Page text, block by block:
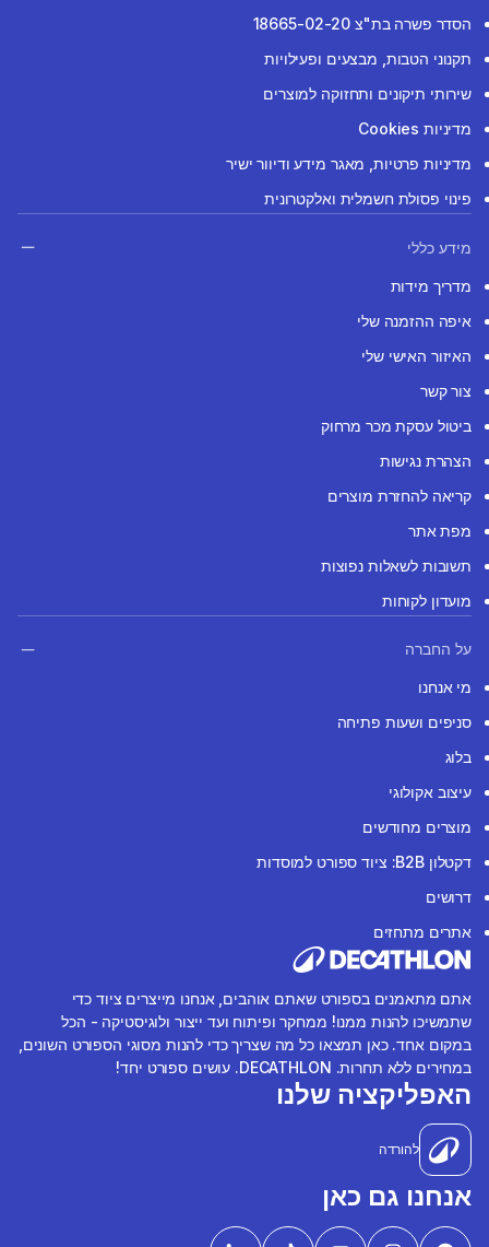
הסדר פשרה בת"צ 18665-02-20
תקנוני הטבות, מבצעים ופעילויות
שירותי תיקונים ותחזוקה למוצרים
מדיניות Cookies
מדיניות פרטיות, מאגר מידע ודיוור ישיר
פינוי פסולת חשמלית ואלקטרונית
מידע כללי
מדריך מידות
איפה ההזמנה שלי
האיזור האישי שלי
צור קשר
ביטול עסקת מכר מרחוק
הצהרת נגישות
קריאה להחזרת מוצרים
מפת אתר
תשובות לשאלות נפוצות
מועדון לקוחות
על החברה
מי אנחנו
סניפים ושעות פתיחה
בלוג
עיצוב אקולוגי
מוצרים מחודשים
דקטלון B2B: ציוד ספורט למוסדות
דרושים
אתרים מתחזים
אתם מתאמנים בספורט שאתם אוהבים, אנחנו מייצרים ציוד כדי
שתמשיכו להנות ממנו! ממחקר ופיתוח ועד ייצור ולוגיסטיקה - הכל
במקום אחד. כאן תמצאו כל מה שצריך כדי להנות מסוגי הספורט השונים,
במחירים ללא תחרות. DECATHLON. עושים ספורט יחד!
האפליקציה שלנו
להורדה
אנחנו גם כאן